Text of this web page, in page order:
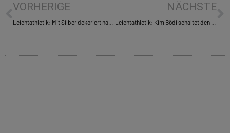
VORHERIGE NÄCHSTE